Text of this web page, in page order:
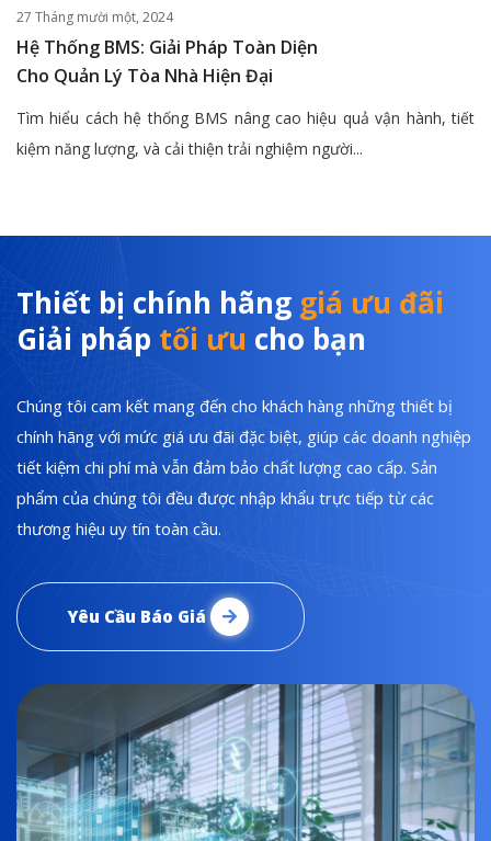
27 Tháng mười một, 2024
Hệ Thống BMS: Giải Pháp Toàn Diện
Cho Quản Lý Tòa Nhà Hiện Đại
Tìm hiểu cách hệ thống BMS nâng cao hiệu quả vận hành, tiết
kiệm năng lượng, và cải thiện trải nghiệm người...
Thiết bị chính hãng giá ưu đãi
Giải pháp tối ưu cho bạn
Chúng tôi cam kết mang đến cho khách hàng những thiết bị
chính hãng với mức giá ưu đãi đặc biệt, giúp các doanh nghiệp
tiết kiệm chi phí mà vẫn đảm bảo chất lượng cao cấp. Sản
phẩm của chúng tôi đều được nhập khẩu trực tiếp từ các
thương hiệu uy tín toàn cầu.
Yêu Cầu Báo Giá